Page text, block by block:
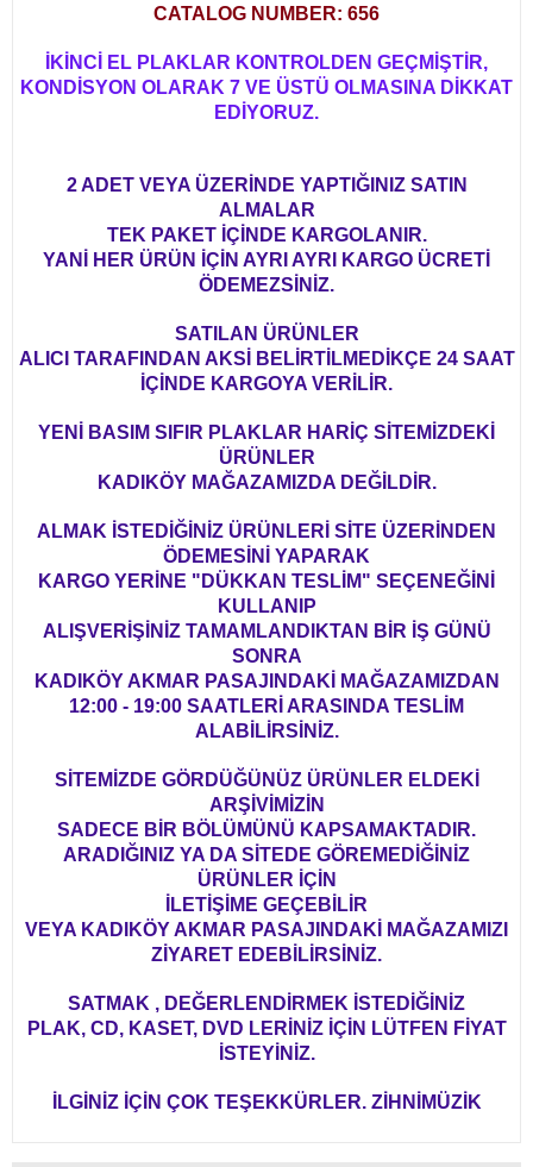
CATALOG NUMBER: 656
İKİNCİ EL PLAKLAR KONTROLDEN GEÇMİŞTİR,
KONDİSYON OLARAK 7 VE ÜSTÜ OLMASINA DİKKAT
EDİYORUZ.
2 ADET VEYA ÜZERİNDE YAPTIĞINIZ SATIN
ALMALAR
TEK PAKET İÇİNDE KARGOLANIR.
YANİ HER ÜRÜN İÇİN AYRI AYRI KARGO ÜCRETİ
ÖDEMEZSİNİZ.
SATILAN ÜRÜNLER
ALICI TARAFINDAN AKSİ BELİRTİLMEDİKÇE 24 SAAT
İÇİNDE KARGOYA VERİLİR.
YENİ BASIM SIFIR PLAKLAR HARİÇ SİTEMİZDEKİ
ÜRÜNLER
KADIKÖY MAĞAZAMIZDA DEĞİLDİR.
ALMAK İSTEDİĞİNİZ ÜRÜNLERİ SİTE ÜZERİNDEN
ÖDEMESİNİ YAPARAK
KARGO YERİNE "DÜKKAN TESLİM" SEÇENEĞİNİ
KULLANIP
ALIŞVERİŞİNİZ TAMAMLANDIKTAN BİR İŞ GÜNÜ
SONRA
KADIKÖY AKMAR PASAJINDAKİ MAĞAZAMIZDAN
12:00 - 19:00 SAATLERİ ARASINDA TESLİM
ALABİLİRSİNİZ.
SİTEMİZDE GÖRDÜĞÜNÜZ ÜRÜNLER ELDEKİ
ARŞİVİMİZİN
SADECE BİR BÖLÜMÜNÜ KAPSAMAKTADIR.
ARADIĞINIZ YA DA SİTEDE GÖREMEDİĞİNİZ
ÜRÜNLER İÇİN
İLETİŞİME GEÇEBİLİR
VEYA KADIKÖY AKMAR PASAJINDAKİ MAĞAZAMIZI
ZİYARET EDEBİLİRSİNİZ.
SATMAK , DEĞERLENDİRMEK İSTEDİĞİNİZ
PLAK, CD, KASET, DVD LERİNİZ İÇİN LÜTFEN FİYAT
İSTEYİNİZ.
İLGİNİZ İÇİN ÇOK TEŞEKKÜRLER. ZİHNİMÜZİK